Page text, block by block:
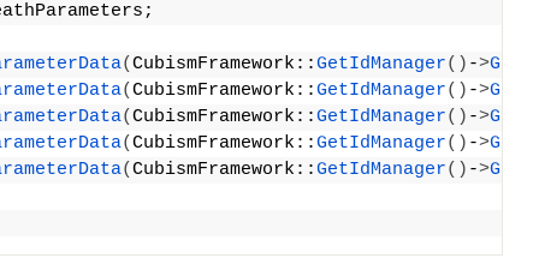
(CubismFramework::GetIdManager() ->
(CubismFramework::GetIdManager() ->
(CubismFramework::GetIdManager() ->
(CubismFramework::GetIdManager() ->
(CubismFramework::GetIdManager() ->